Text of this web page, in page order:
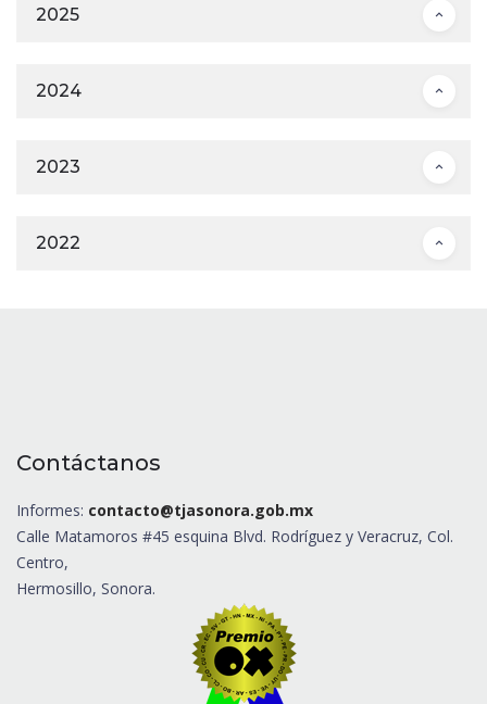
2025
2024
2023
2022
Contáctanos
Informes: contacto@tjasonora.gob.mx
Calle Matamoros #45 esquina Blvd. Rodríguez y Veracruz, Col.
Centro,
Hermosillo, Sonora.